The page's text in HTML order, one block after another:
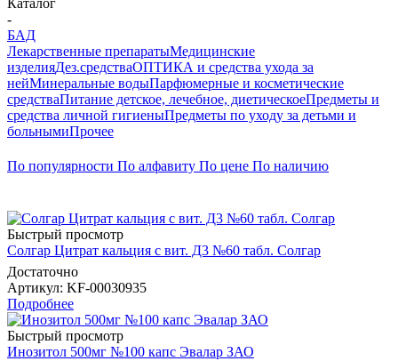
Каталог
-
БАД
Лекарственные препаратыМедицинские
изделияДез.средстваОПТИКА и средства ухода за
нейМинеральные водыПарфюмерные и косметические
средстваПитание детское, лечебное, диетическоеПредметы и
средства личной гигиеныПредметы по уходу за детьми и
больнымиПрочее
По популярности По алфавиту По цене По наличию
Быстрый просмотр
Солгар Цитрат кальция с вит. Д3 №60 табл. Солгар
Достаточно
Артикул: KF-00030935
Подробнее
Быстрый просмотр
Инозитол 500мг №100 капс Эвалар ЗАО